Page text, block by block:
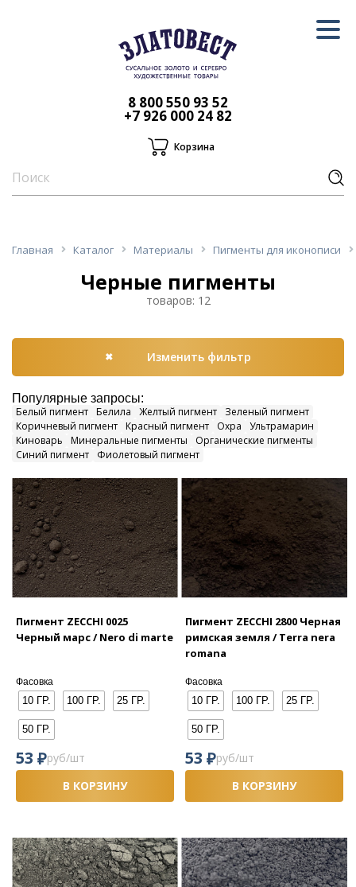
8 800 550 93 52
+7 926 000 24 82
Корзина
Главная Каталог Материалы Пигменты для иконописи
Черные пигменты
товаров: 12
Изменить фильтр
Популярные запросы:
Белый пигмент
Белила Желтый пигмент
Зеленый пигмент
Коричневый пигмент
Красный пигмент Охра
Ультрамарин
Киноварь
Минеральные пигменты
Органические пигменты
Синий пигмент
Фиолетовый пигмент
Пигмент ZECCHI 0025
Черный марс / Nero di marte
Фасовка
10 ГР. 100 ГР. 25 ГР.
50 ГР.
53₽руб/шт
В КОРЗИНУ
Пигмент ZECCHI 2800 Черная
римская земля / Terra nera
romana
Фасовка
10 ГР. 100 ГР. 25 ГР.
50 ГР.
53₽руб/шт
В КОРЗИНУ